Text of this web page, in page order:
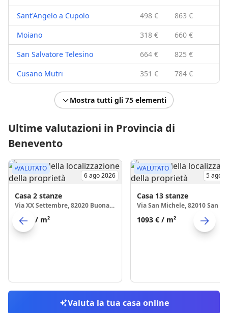
Sant'Angelo a Cupolo
498 €
863 €
Moiano
318 €
660 €
San Salvatore Telesino
664 €
825 €
Cusano Mutri
351 € 784 €
Mostra tutti gli 75 elementi
Ultime valutazioni in Provincia di
Benevento
VALUTATO
6 ago 2026
Casa 2 stanze
Via XX Settembre, 82020 Buonalbergo
817 € / m²
VALUTATO
5 ago
Casa 13 stanze
1093 € / m²
Valuta la tua casa online